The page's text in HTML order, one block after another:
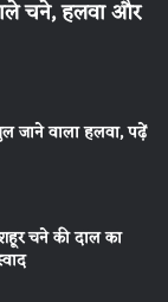
चने, हलवा और
वाला हलवा, पढ़ें
चने की दाल का